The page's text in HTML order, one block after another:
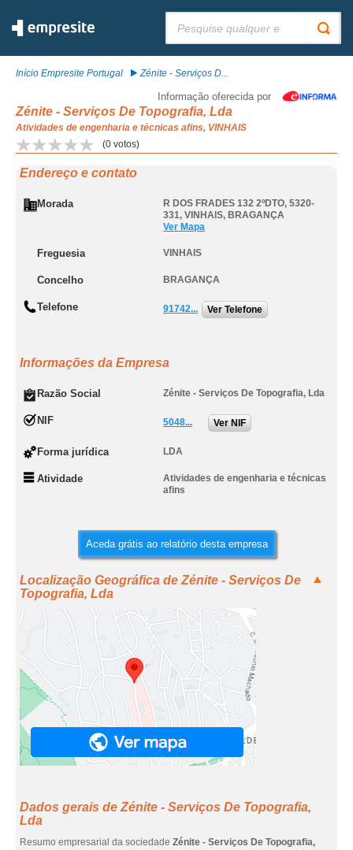
Início Empresite Portugal Zénite - Serviços D...
Informação oferecida por
Zénite - Serviços De Topografia, Lda
Atividades de engenharia e técnicas afins, VINHAIS
(0 votos)
Endereço e contato
Morada
R DOS FRADES 132 2ºDTO, 5320-
331, VINHAIS, BRAGANÇA
Ver Mapa
Freguesia VINHAIS
Concelho BRAGANÇA
Telefone 91742... Ver Telefone
Informações da Empresa
Razão Social Zénite - Serviços De Topografia, Lda
NIF 5048... Ver NIF
Forma jurídica LDA
Atividade
Atividades de engenharia e técnicas
afins
Aceda grátis ao relatório desta empresa
Localização Geográfica de Zénite - Serviços De
Topografia, Lda
Dados gerais de Zénite - Serviços De Topografia,
Lda
Resumo empresarial da sociedade Zénite - Serviços De Topografia,